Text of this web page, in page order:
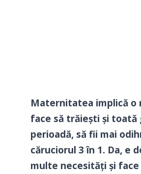
Maternitatea implică o
face să trăiești și toată
perioadă, să fii mai
căruciorul 3 în 1. Da, e
multe necesități și face